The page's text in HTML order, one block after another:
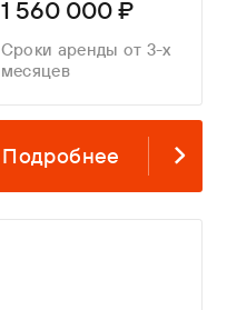
1 560 000 ₽
Сроки аренды от 3-х
месяцев
Подробнее